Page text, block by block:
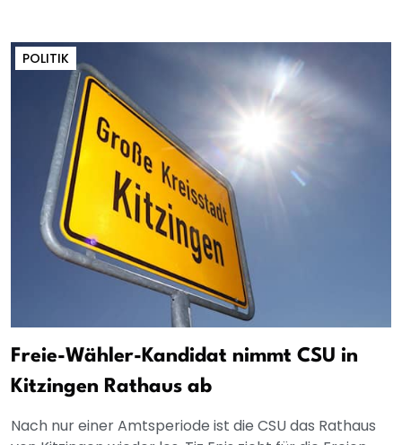
POLITIK
Freie-Wähler-Kandidat nimmt CSU in
Kitzingen Rathaus ab
Nach nur einer Amtsperiode ist die CSU das Rathaus